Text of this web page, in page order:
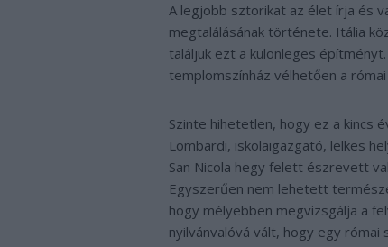
A legjobb sztorikat az élet írja és
megtalálásának története. Itália
találjuk ezt a különleges
templomszínház vélhetően a
Szinte hihetetlen, hogy ez a kincs
Lombardi, iskolaigazgató, lelkes
San Nicola hegy felett észrevett
Egyszerűen nem lehetett
hogy mélyebben megvizsgálja a
nyilvánvalóvá vált, hogy egy római